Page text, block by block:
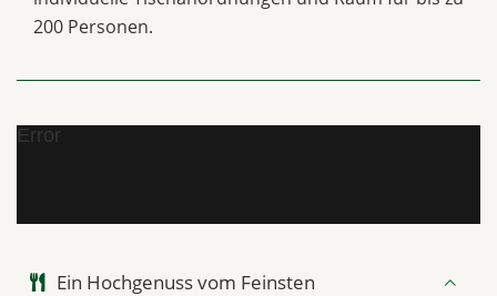
200 Personen.
Error
Ein Hochgenuss vom Feinsten